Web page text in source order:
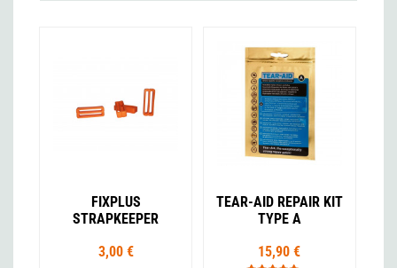
FIXPLUS
STRAPKEEPER
3,00 €
TEAR-AID REPAIR KIT
TYPE A
15,90 €